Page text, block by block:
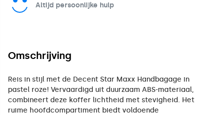
Altijd persoonlijke hulp
Omschrijving
Reis in stijl met de Decent Star Maxx Handbagage in
pastel roze! Vervaardigd uit duurzaam ABS-materiaal,
combineert deze koffer lichtheid met stevigheid. Het
ruime hoofdcompartiment biedt voldoende